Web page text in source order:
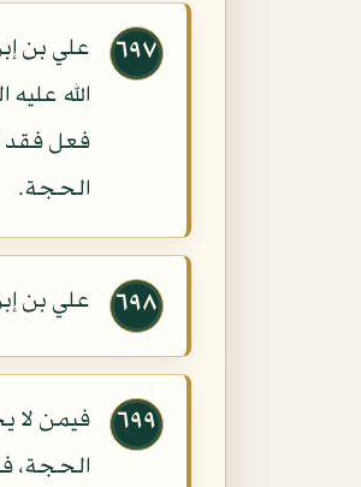
٦٩٧
علي بن
الله
فعل فقد
الحجة.
٦٩٨ علي بن
٦٩٩
فيمن لا
الحجة،